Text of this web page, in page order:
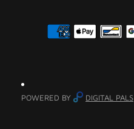
POWERED BY DIGITAL PALS